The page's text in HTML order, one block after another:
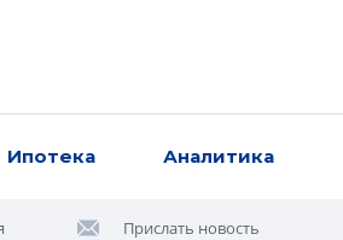
Ипотека Аналитика
Прислать новость